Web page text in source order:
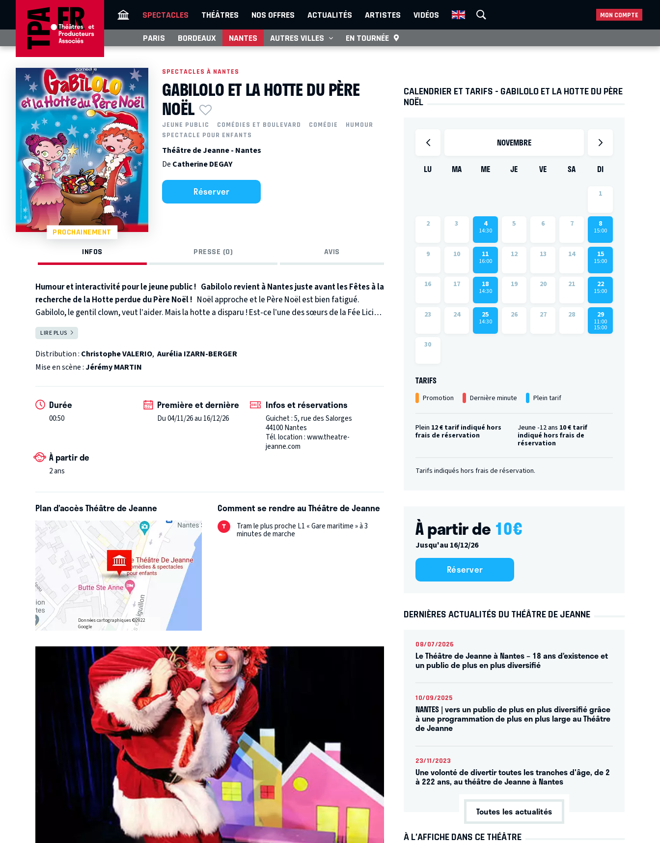
SPECTACLES THÉÂTRES NOS OFFRES ACTUALITÉS ARTISTES VIDÉOS MON COMPTE
PARIS BORDEAUX NANTES AUTRES VILLES EN TOURNÉE
PROCHAINEMENT
SPECTACLES À NANTES
GABILOLO ET LA HOTTE DU PÈRE
NOËL
JEUNE PUBLIC COMÉDIES ET BOULEVARD COMÉDIE
HUMOUR
SPECTACLE POUR ENFANTS
Théâtre de Jeanne - Nantes
De Catherine DEGAY
Réserver
INFOS PRESSE (0) AVIS
Humour et interactivité pour le jeune public ! Gabilolo revient à Nantes juste avant les Fêtes à la
recherche de la Hotte perdue du Père Noël ! Noël approche et le Père Noël est bien fatigué.
Gabilolo, le gentil clown, veut l’aider. Mais la hotte a disparu ! Est-ce l’une des sœurs de la Fée Licité
qui l’a volée ?
La Fée Rosse, un peu sauvage ? La Fée Blesse, qui tombe toujours ? La Fée Raille, coiffée de sa
batterie de cuisine ? La Fée Gnante, qui dort debout ? La Fée Nomène, qui lit dans les pensées ? La
Fée Sée qui a le geste vif ? La Fée Tide qui est bien négligée ?
râleur, curieux, tendre et inventif quand il s’agit de faire des sottises qui, heureusement, sont
toujours réparées. Les enfants l’aiment beaucoup et s’identifient à lui, d’autant qu’ils ont la
possibilité à plusieurs occasions de participer à l’intrigue. Ils sont ainsi persuadés d’avoir aidé au
dénouement de l’histoire et d’avoir sauvé notre héros de ses embrouilles. À l’instar des autres,
cette aventure de Gabilolo promet son lot de fous rires et d’émerveillement auprès d’un jeune
public conquis.
LIRE PLUS
Distribution : Christophe VALERIO, Aurélia IZARN-BERGER
Mise en scène :Jérémy MARTIN
Durée
00:50
Première et dernière
Du 04/11/26 au 16/12/26
Infos et réservations
Guichet : 5, rue des Salorges
44100 Nantes
Tél. location : www.theatre-
jeanne.com
À partir de
2 ans
Plan d’accès Théâtre de Jeanne
Données cartographiques ©2022
Google
Comment se rendre au Théâtre de Jeanne
Tram le plus proche L1 « Gare maritime » à 3
minutes de marche
CALENDRIER ET TARIFS - GABILOLO ET LA HOTTE DU PÈRE
NOËL
NOVEMBRE
LU MA ME JE VE SA DI
1
2 3 4
14:30
5 6 7 8
15:00
9 10 11
16:00
12 13 14 15
15:00
16 17 18
14:30
19 20 21 22
15:00
23 24 25
14:30
26 27 28 29
11:00
15:00
30
TARIFS
Promotion Dernière minute Plein tarif
Plein 12 € tarif indiqué hors
frais de réservation
Jeune -12 ans 10 € tarif
indiqué hors frais de
réservation
Tarifs indiqués hors frais de réservation.
À partir de 10€
Jusqu'au 16/12/26
Réserver
DERNIÈRES ACTUALITÉS DU THÉÂTRE DE JEANNE
08/07/2026
Le Théâtre de Jeanne à Nantes – 18 ans d’existence et
un public de plus en plus diversifié
10/09/2025
NANTES | vers un public de plus en plus diversifié grâce
à une programmation de plus en plus large au Théâtre
de Jeanne
23/11/2023
Une volonté de divertir toutes les tranches d'âge, de 2
à 222 ans, au théâtre de Jeanne à Nantes
Toutes les actualités
À L’AFFICHE DANS CE THÉÂTRE